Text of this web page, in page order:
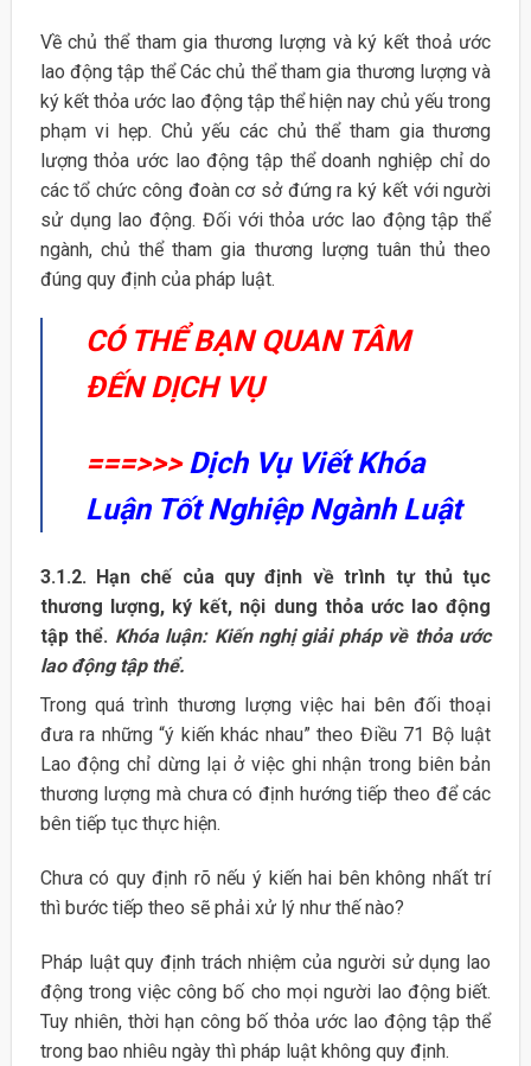
Về chủ thể tham gia thương lượng và ký kết thoả ước
lao động tập thể Các chủ thể tham gia thương lượng và
ký kết thỏa ước lao động tập thể hiện nay chủ yếu trong
phạm vi hẹp. Chủ yếu các chủ thể tham gia thương
lượng thỏa ước lao động tập thể doanh nghiệp chỉ do
các tổ chức công đoàn cơ sở đứng ra ký kết với người
sử dụng lao động. Đối với thỏa ước lao động tập thể
ngành, chủ thể tham gia thương lượng tuân thủ theo
đúng quy định của pháp luật.
CÓ THỂ BẠN QUAN TÂM
ĐẾN DỊCH VỤ
===>>>Dịch Vụ Viết Khóa
Luận Tốt Nghiệp Ngành Luật
3.1.2. Hạn chế của quy định về trình tự thủ tục
thương lượng, ký kết, nội dung thỏa ước lao động
tập thể. Khóa luận: Kiến nghị giải pháp về thỏa ước
lao động tập thể.
Trong quá trình thương lượng việc hai bên đối thoại
đưa ra những “ý kiến khác nhau” theo Điều 71 Bộ luật
Lao động chỉ dừng lại ở việc ghi nhận trong biên bản
thương lượng mà chưa có định hướng tiếp theo để các
bên tiếp tục thực hiện.
Chưa có quy định rõ nếu ý kiến hai bên không nhất trí
thì bước tiếp theo sẽ phải xử lý như thế nào?
Pháp luật quy định trách nhiệm của người sử dụng lao
động trong việc công bố cho mọi người lao động biết.
Tuy nhiên, thời hạn công bố thỏa ước lao động tập thể
trong bao nhiêu ngày thì pháp luật không quy định.